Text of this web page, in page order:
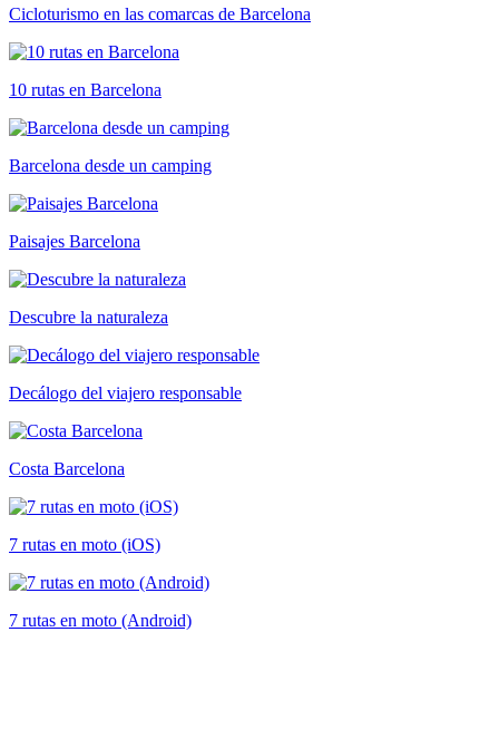
Cicloturismo en las comarcas de Barcelona
10 rutas en Barcelona
Barcelona desde un camping
Paisajes Barcelona
Descubre la naturaleza
Decálogo del viajero responsable
Costa Barcelona
7 rutas en moto (iOS)
7 rutas en moto (Android)